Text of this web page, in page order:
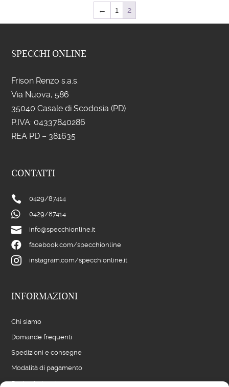
← 1 2
SPECCHI ONLINE
Frison Renzo s.a.s.
Via Nuova, 586
35040 Casale di Scodosia (PD)
P.IVA: 04337840286
REA PD – 381635
CONTATTI
 0429/87414
 0429/87414
 info@specchionline.it
 facebook.com/specchionline
 instagram.com/specchionline.it
INFORMAZIONI
Chi siamo
Domande frequenti
Spedizioni e consegne
Modalità di pagamento
Resi e rimborsi